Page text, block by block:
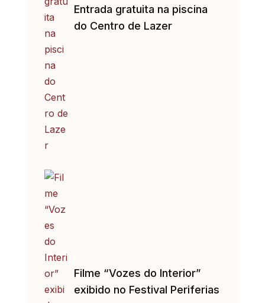
Entrada gratuita na piscina
do Centro de Lazer
Filme “Vozes do Interior”
exibido no Festival Periferias